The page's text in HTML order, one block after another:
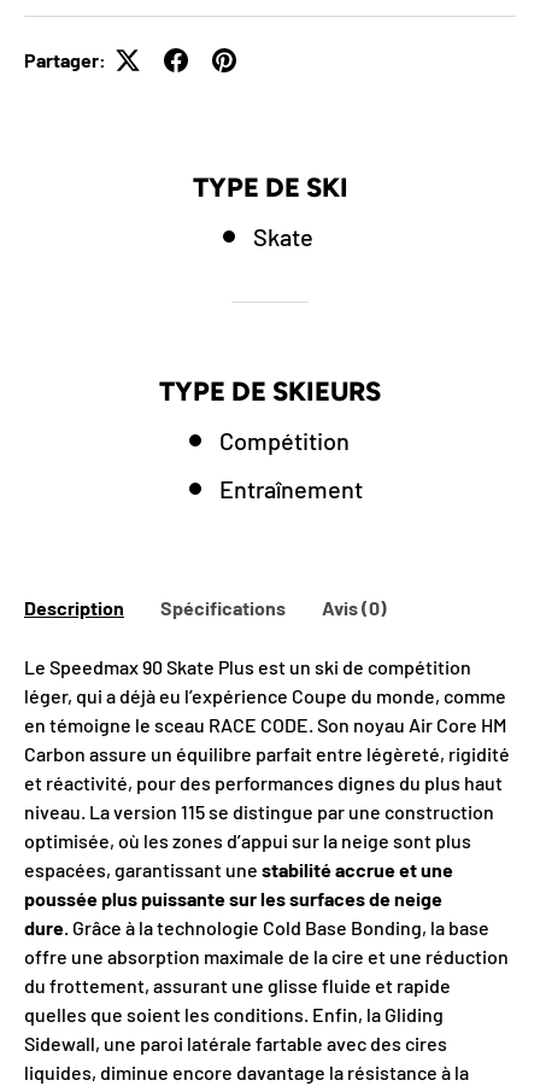
Partager:
TYPE DE SKI
Skate
TYPE DE SKIEURS
Compétition
Entraînement
Description Spécifications Avis (0)
Le Speedmax 90 Skate Plus est un ski de compétition
léger, qui a déjà eu l’expérience Coupe du monde, comme
en témoigne le sceau RACE CODE. Son noyau Air Core HM
Carbon assure un équilibre parfait entre légèreté, rigidité
et réactivité, pour des performances dignes du plus haut
niveau. La version 115 se distingue par une construction
optimisée, où les zones d’appui sur la neige sont plus
espacées, garantissant une stabilité accrue et une
poussée plus puissante sur les surfaces de neige
dure. Grâce à la technologie Cold Base Bonding, la base
offre une absorption maximale de la cire et une réduction
du frottement, assurant une glisse fluide et rapide
quelles que soient les conditions. Enfin, la Gliding
Sidewall, une paroi latérale fartable avec des cires
liquides, diminue encore davantage la résistance à la
RABAIS SUR VOTRE
PREMIÈRE
COMMANDE
INSCRIVEZ-VOUS À NOTRE INFOLETTRE